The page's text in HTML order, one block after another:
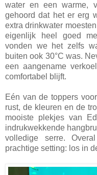
water en een warme,
gehoord dat het er erg
extra drinkwater
eigenlijk heel goed
vonden we het zelfs
buiten ook 30°C was.
een aangename
comfortabel blijft.
Eén van de toppers
rust, de kleuren en de
mooiste plekjes van
indrukwekkende
volledige serre.
prachtige setting: los in